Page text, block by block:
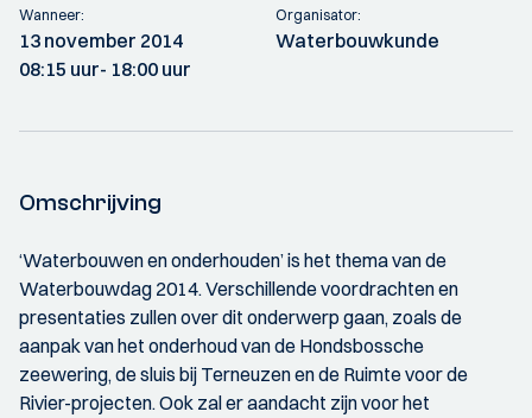
Wanneer:
13 november 2014
08:15 uur- 18:00 uur
Organisator:
Waterbouwkunde
Omschrijving
‘Waterbouwen en onderhouden’ is het thema van de
Waterbouwdag 2014. Verschillende voordrachten en
presentaties zullen over dit onderwerp gaan, zoals de
aanpak van het onderhoud van de Hondsbossche
zeewering, de sluis bij Terneuzen en de Ruimte voor de
Rivier-projecten. Ook zal er aandacht zijn voor het